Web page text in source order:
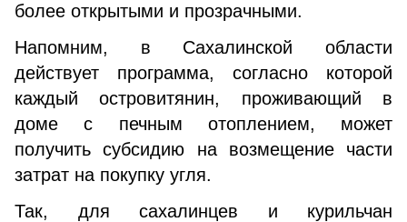
более открытыми и прозрачными.
Напомним, в Сахалинской области
действует программа, согласно которой
каждый островитянин, проживающий в
доме с печным отоплением, может
получить субсидию на возмещение части
затрат на покупку угля.
Так, для сахалинцев и курильчан